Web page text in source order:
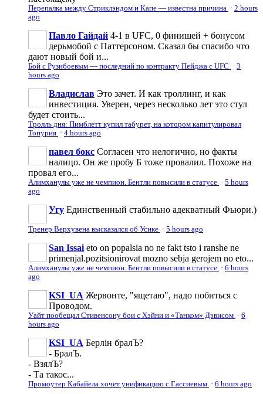
Перепалка между Стриклэндом и Капе — известна причина · 2 hours
ago
Павло Гайдай 4-1 в UFC, 0 финишей + бонусом
дерьмобой с Паттерсоном. Сказал бы спасибо что
дают новый бой и...
Бой с Рузибоевым — последний по контракту Пейджа с UFC · 3
hours ago
Владислав Это зачет. И как троллинг, и как
инвестиция. Уверен, через несколько лет это стул
будет стоить...
Тролль дня: Пимблетт купил табурет, на котором капитулировал
Топурия · 4 hours ago
павел бокс Согласен что нелогично, но факты
налицо. Он же пробу Б тоже провалил. Похоже на
провал его...
Алимханулы уже не чемпион. Бентли повысили в статусе · 5 hours
ago
Угу Единственный стабильно адекватный Фьюри.)
Тренер Верхувена высказался об Усике · 5 hours ago
San Issai eto on popalsia no ne fakt tsto i ranshe ne
primenjal.pozitsionirovat mozno sebja gerojem no eto...
Алимханулы уже не чемпион. Бентли повысили в статусе · 6 hours
ago
KSI_UA Жервонте, "ящетаю", надо побиться с
Проводом.
Уайт пообещал Стивенсону бои с Хэйни и «Танком» Дэвисом · 6
hours ago
KSI_UA Берлін бралЪ?
- БралЪ.
- ВзялЪ?
- Та такоє...
Промоутер Кабайела хочет унификацию с Гассиевым · 6 hours ago